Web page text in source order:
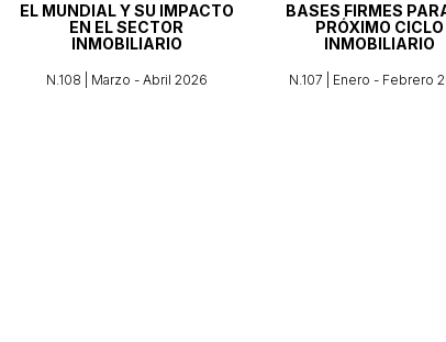
EL MUNDIAL Y SU IMPACTO
EN EL SECTOR
INMOBILIARIO
N.108 | Marzo - Abril 2026
BASES FIRMES
PRÓXIMO CICLO
INMOBILIARIO
N.107 | Enero - Febrero